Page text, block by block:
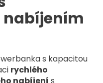
s kapacitou
rychlého